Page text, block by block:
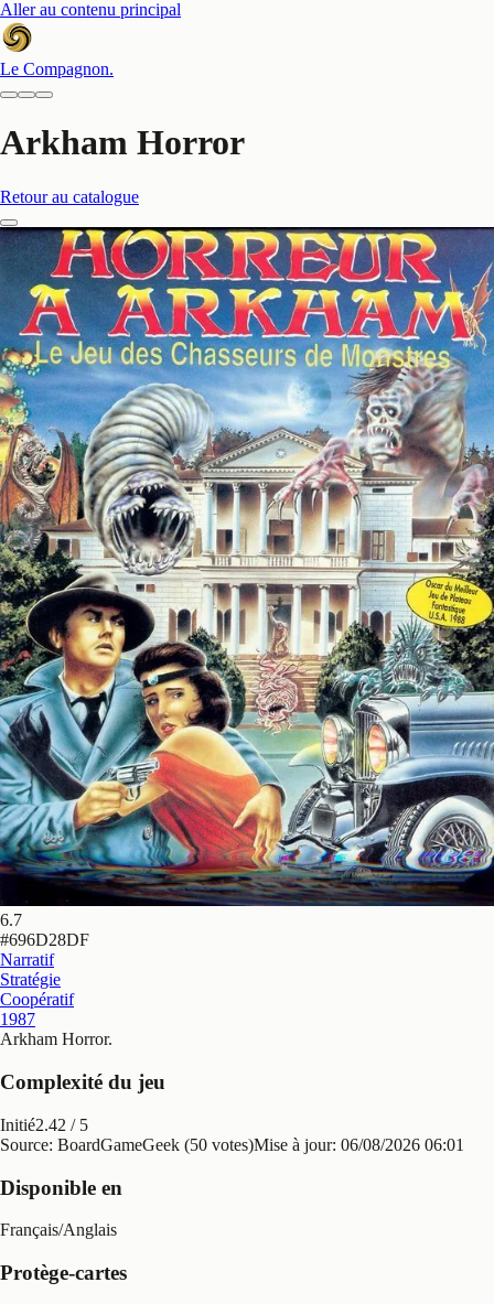
Aller au contenu principal
Le Compagnon.
Arkham Horror
Retour au catalogue
6.7
#696D28DF
Narratif
Stratégie
Coopératif
1987
Arkham Horror.
Complexité du jeu
Initié2.42 / 5
Source: BoardGameGeek (50 votes)Mise à jour: 06/08/2026 06:01
Disponible en
Français/Anglais
Protège-cartes